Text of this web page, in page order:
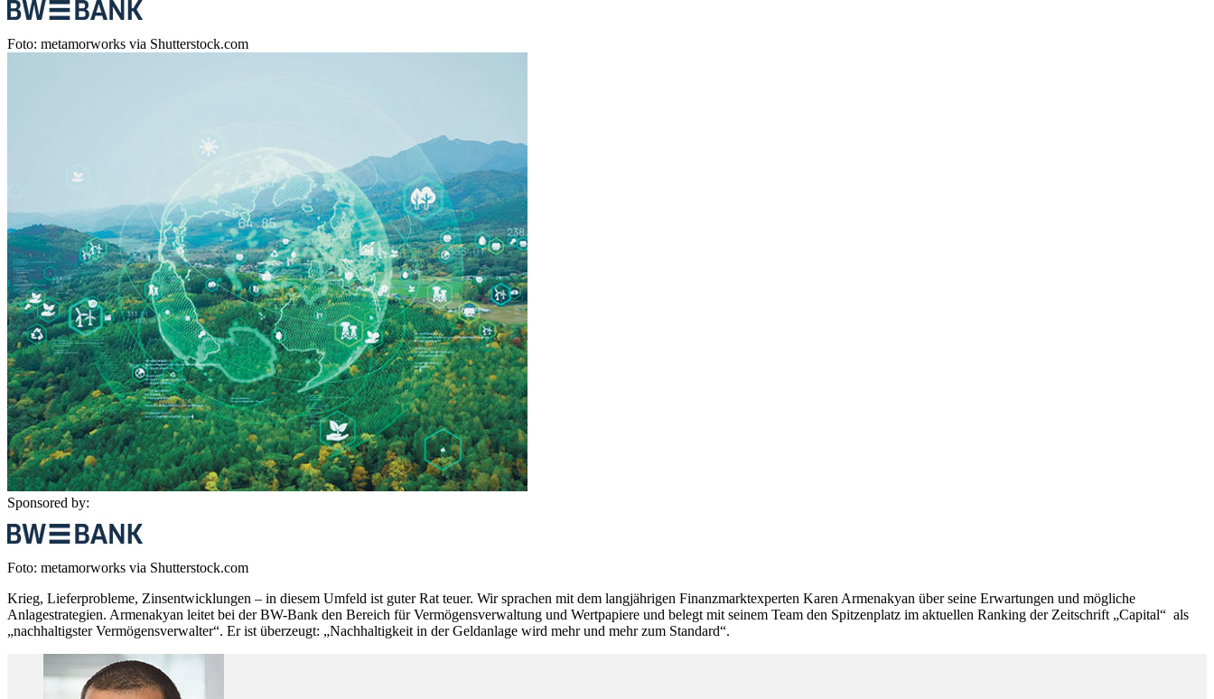
Foto: metamorworks via Shutterstock.com
Sponsored by:
Foto: metamorworks via Shutterstock.com
Krieg, Lieferprobleme, Zinsentwicklungen – in diesem Umfeld ist guter Rat teuer. Wir sprachen mit dem langjährigen Finanzmarktexperten Karen Armenakyan über seine Erwartungen und mögliche
Anlagestrategien. Armenakyan leitet bei der BW-Bank den Bereich für Vermögensverwaltung und Wertpapiere und belegt mit seinem Team den Spitzenplatz im aktuellen Ranking der Zeitschrift „Capital“ als
„nachhaltigster Vermögensverwalter“. Er ist überzeugt: „Nachhaltigkeit in der Geldanlage wird mehr und mehr zum Standard“.